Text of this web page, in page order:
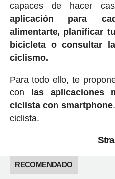
capaces de hacer
aplicación para
alimentarte, planificar
bicicleta o consultar
ciclismo.
Para todo ello, te
con
las aplicaciones
ciclista con smartphone
ciclista.
RECOMENDADO